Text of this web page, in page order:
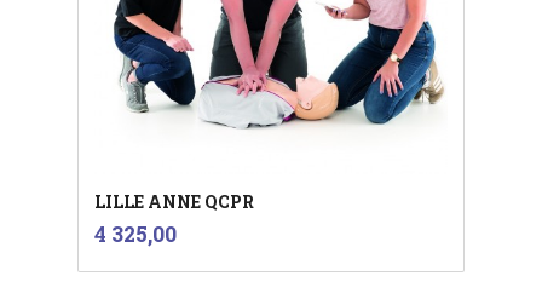
LILLE ANNE QCPR
Pris
4 325,00mva.